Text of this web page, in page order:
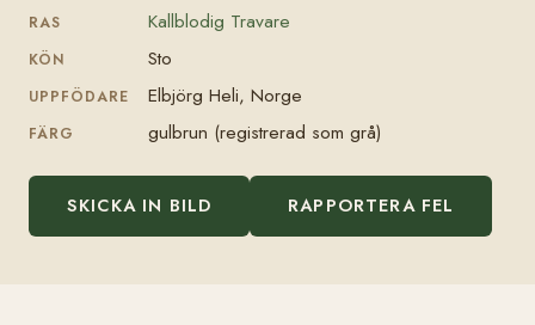
RAS Kallblodig Travare
KÖN Sto
UPPFÖDARE Elbjörg Heli, Norge
FÄRG gulbrun (registrerad som grå)
SKICKA IN BILD RAPPORTERA FEL